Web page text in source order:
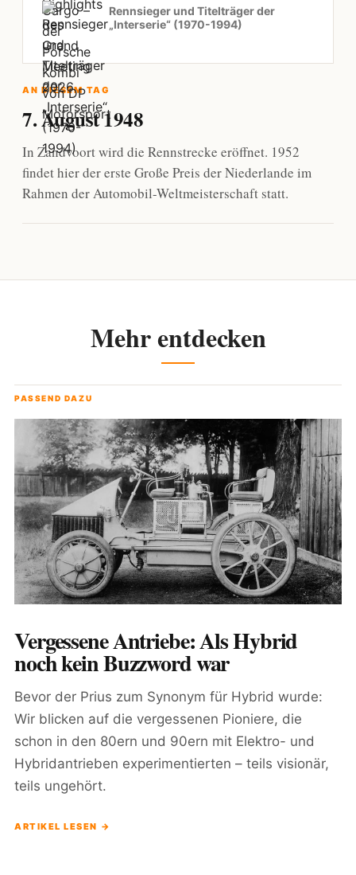
Rennsieger und Titelträger der
„Interserie“ (1970-1994)
AN DIESEM TAG
7. August 1948
In Zandvoort wird die Rennstrecke eröffnet. 1952
findet hier der erste Große Preis der Niederlande im
Rahmen der Automobil-Weltmeisterschaft statt.
Mehr entdecken
PASSEND DAZU
Vergessene Antriebe: Als Hybrid
noch kein Buzzword war
Bevor der Prius zum Synonym für Hybrid wurde:
Wir blicken auf die vergessenen Pioniere, die
schon in den 80ern und 90ern mit Elektro- und
Hybridantrieben experimentierten – teils visionär,
teils ungehört.
ARTIKEL LESEN →